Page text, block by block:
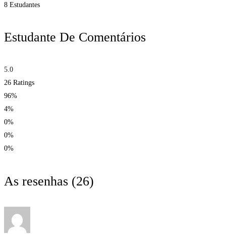
8 Estudantes
Estudante De Comentários
5.0
26 Ratings
96%
4%
0%
0%
0%
As resenhas (26)